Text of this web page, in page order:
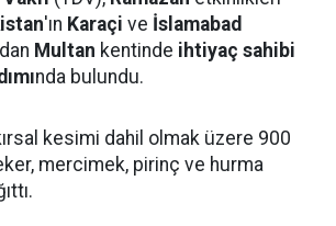
'ın Karaçi ve İslamabad
Multan kentinde ihtiyaç sahibi
nda bulundu.
kesimi dahil olmak üzere 900
mercimek, pirinç ve hurma